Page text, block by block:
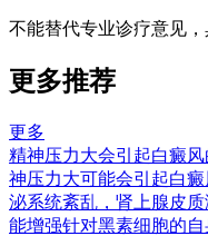
不能替代专业诊疗意见
更多推荐
更多
精神压力大会引起白癜
神压力大可能会引起白
泌系统紊乱，肾上腺皮
能增强针对黑素细胞的